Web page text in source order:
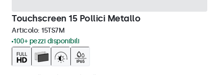
Touchscreen 15 Pollici Metallo
Articolo: 15TS7M
100+ pezzi disponibili